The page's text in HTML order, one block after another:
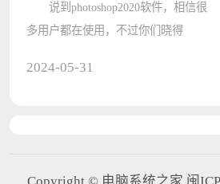
说到photoshop2020软件，相信很
多用户都在使用，不过你们晓得
2024-05-31